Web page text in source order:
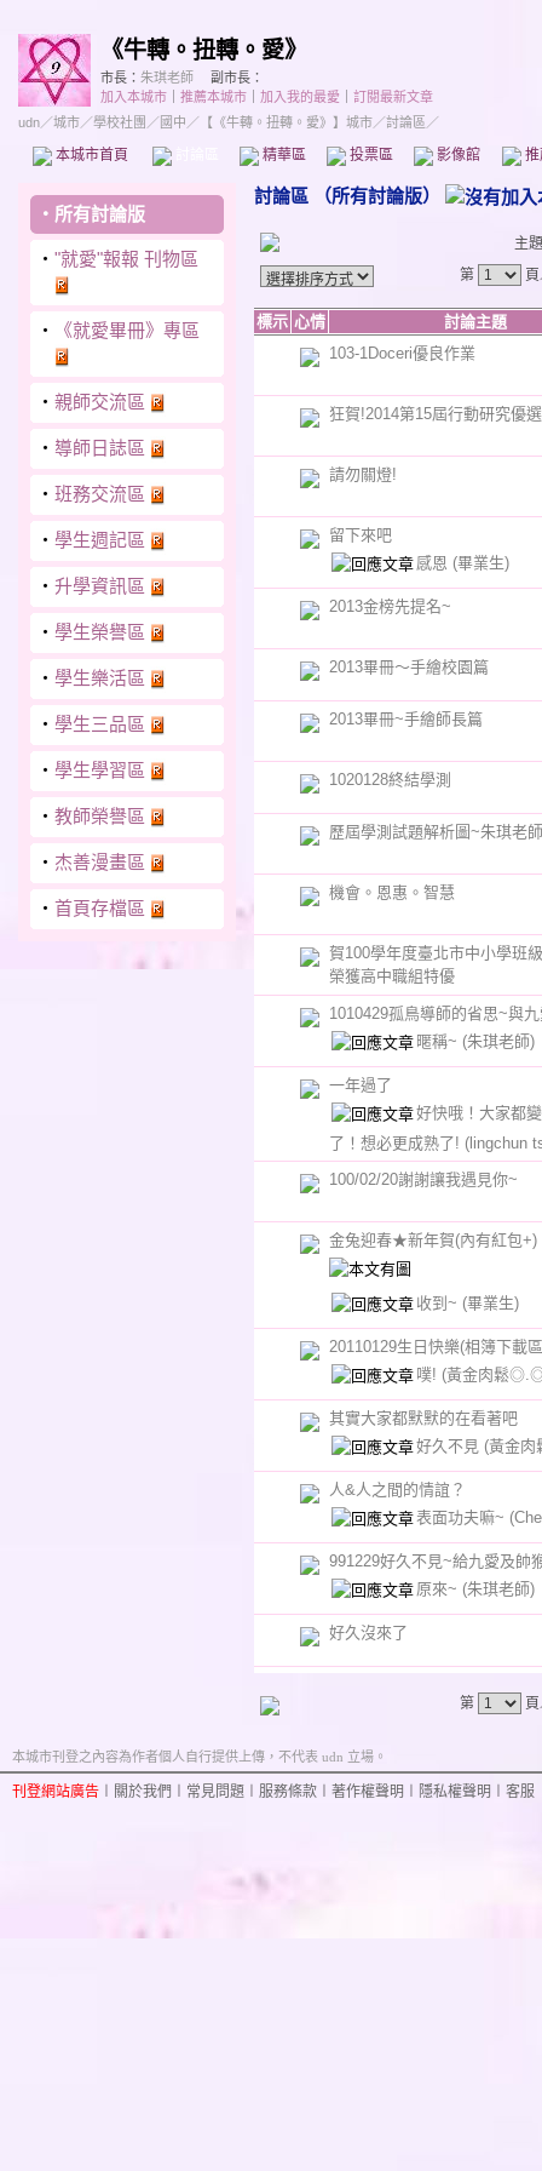
《牛轉。扭轉。愛》
市長： 朱琪老師
副市長：
加入本城市
推薦本城市 加入我的最愛
訂閱最新文章
udn／城市／學校社團 ／國中 ／ 【《牛轉。扭轉。愛》】城市／討論區／
本城市首頁 精華區 投票區 影像館
‧ 所有討論版
‧ "就愛"報報 刊物區
‧ 《就愛畢冊》專區
‧ 親師交流區
‧ 導師日誌區
‧ 班務交流區
‧ 學生週記區
‧ 升學資訊區
‧ 學生榮譽區
‧ 學生樂活區
‧ 學生三品區
‧ 學生學習區
‧ 教師榮譽區
‧ 杰善漫畫區
‧ 首頁存檔區
討論區 （所有討論版）
主題
第
標示 心情
討論主題
103-1Doceri優良作業
狂賀!2014第15屆行動研究優
請勿關燈!
留下來吧
感恩 (畢業生)
2013金榜先提名~
2013畢冊〜手繪校園篇
2013畢冊~手繪師長篇
1020128終結學測
歷屆學測試題解析圖~朱琪老
機會。恩惠。智慧
賀100學年度臺北市中小學班
榮獲高中職組特優
1010429孤鳥導師的省思~與
暱稱~ (朱琪老師)
一年過了
好快哦！大家都
了！想必更成熟了! (lingchun
100/02/20謝謝讓我遇見你~
金兔迎春★新年賀(內有紅包+)
收到~ (畢業生)
20110129生日快樂(相簿下載
噗! (黃金肉鬆
其實大家都默默的在看著吧
好久不見 (黃金
人&人之間的情誼？
表面功夫嘛~
991229好久不見~給九愛及帥
原來~ (朱琪老師)
好久沒來了
第
本城市刊登之內容為作者個人自行提供上傳，不代表 udn 立場。
刊登網站廣告 關於我們 常見問題 服務條款 著作權聲明 隱私權聲明 客服